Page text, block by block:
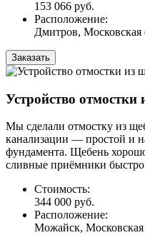
153 066 руб.
Расположение:
Дмитров, Московская
Заказать
Устройство отмостки
Мы сделали отмостку из
канализации — простой и
фундамента. Щебень
сливные приёмники быстро
Стоимость:
344 000 руб.
Расположение:
Можайск, Московская